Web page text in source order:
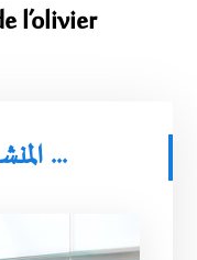
l’olivier
المنشورات ذات الصلة ...